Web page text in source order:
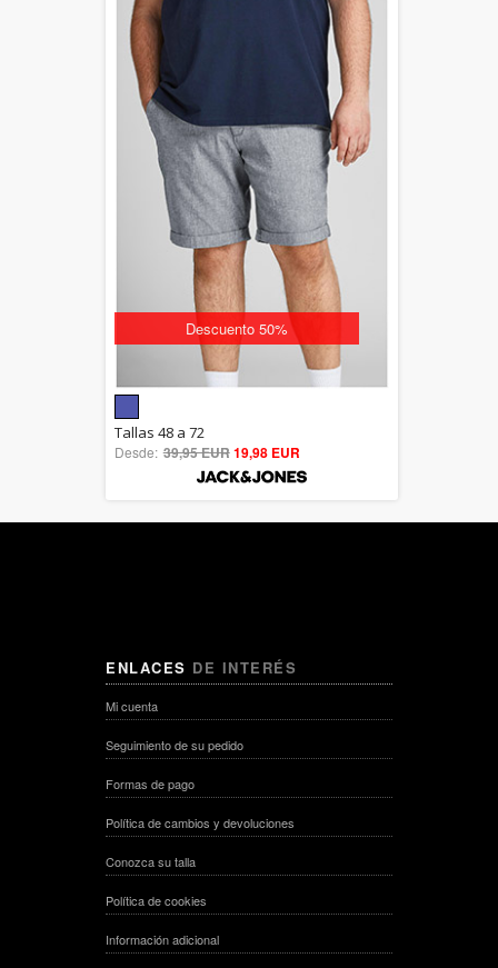
Descuento 50%
out of 5
Tallas 48 a 72
Desde: 39,95 EUR19,98 EUR
ENLACES DE INTERÉS
Mi cuenta
Seguimiento de su pedido
Formas de pago
Política de cambios y devoluciones
Conozca su talla
Política de cookies
Información adicional